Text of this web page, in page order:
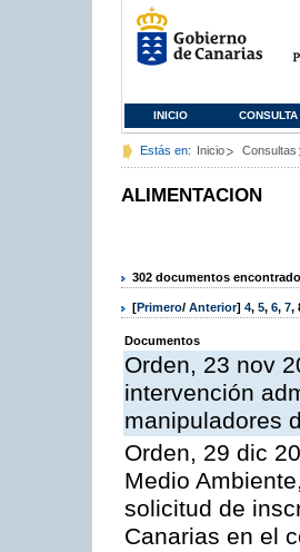
INICIO CONSULTA
Estás en: Inicio Consultas
ALIMENTACION
302 documentos
[Primero/ Anterior] 4, 5, 6, 7,
Documentos
Orden, 23 nov
intervención
manipuladores
Orden, 29 dic
Medio
solicitud de
Canarias en el